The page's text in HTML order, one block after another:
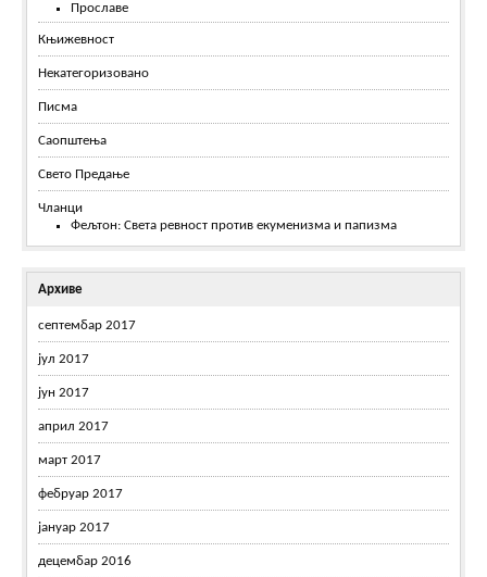
Прославе
Књижевност
Некатегоризовано
Писма
Саопштења
Свето Предање
Чланци
Фељтон: Света ревност против екуменизма и папизма
Архиве
септембар 2017
јул 2017
јун 2017
април 2017
март 2017
фебруар 2017
јануар 2017
децембар 2016